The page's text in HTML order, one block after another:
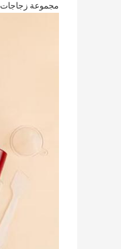
مجموعة زجاجات 50 مل مصنوعة من البلاستيك تستخدم لحزمة العناية الشخصية